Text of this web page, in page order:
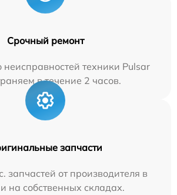
Срочный ремонт
неисправностей техники Pulsar
в течение 2 часов.
запчасти
запчастей от производителя в
на собственных складах.